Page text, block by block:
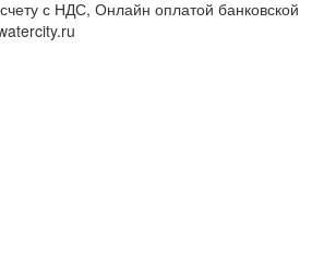
с НДС, Онлайн оплатой банковской